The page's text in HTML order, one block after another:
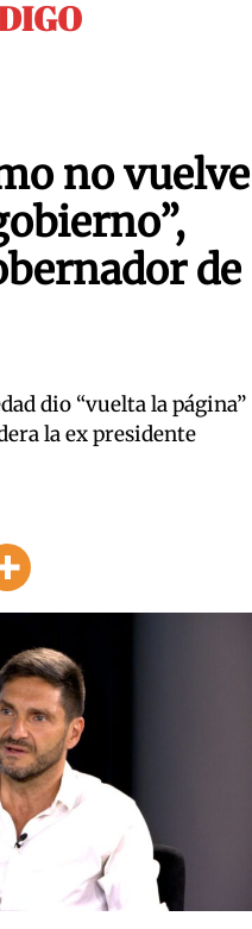
no vuelve
de
dio “vuelta la página”
la ex presidente